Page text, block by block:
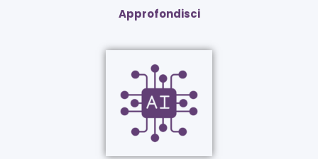
Approfondisci